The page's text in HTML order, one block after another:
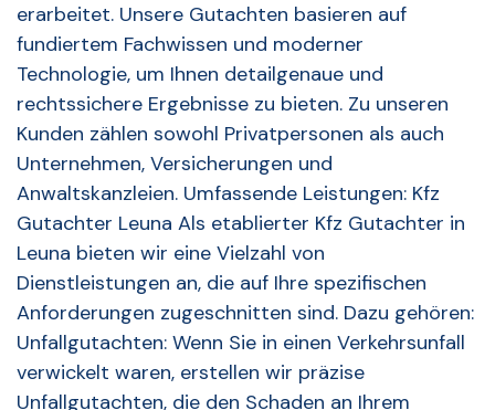
erarbeitet. Unsere Gutachten basieren auf
fundiertem Fachwissen und moderner
Technologie, um Ihnen detailgenaue und
rechtssichere Ergebnisse zu bieten. Zu unseren
Kunden zählen sowohl Privatpersonen als auch
Unternehmen, Versicherungen und
Anwaltskanzleien. Umfassende Leistungen: Kfz
Gutachter Leuna Als etablierter Kfz Gutachter in
Leuna bieten wir eine Vielzahl von
Dienstleistungen an, die auf Ihre spezifischen
Anforderungen zugeschnitten sind. Dazu gehören:
Unfallgutachten: Wenn Sie in einen Verkehrsunfall
verwickelt waren, erstellen wir präzise
Unfallgutachten, die den Schaden an Ihrem